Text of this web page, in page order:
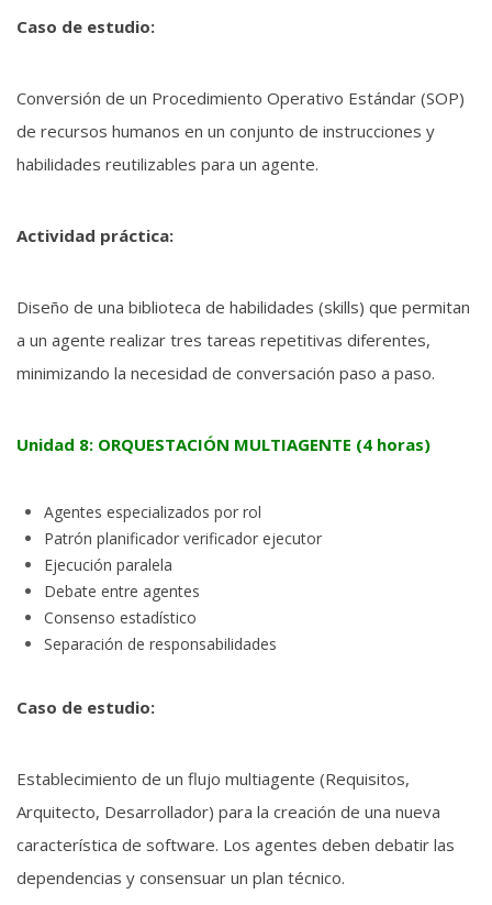
Caso de estudio:
Conversión de un Procedimiento Operativo Estándar (SOP)
de recursos humanos en un conjunto de instrucciones y
habilidades reutilizables para un agente.
Actividad práctica:
Diseño de una biblioteca de habilidades (skills) que permitan
a un agente realizar tres tareas repetitivas diferentes,
minimizando la necesidad de conversación paso a paso.
Unidad 8: ORQUESTACIÓN MULTIAGENTE (4 horas)
Agentes especializados por rol
Patrón planificador verificador ejecutor
Ejecución paralela
Debate entre agentes
Consenso estadístico
Separación de responsabilidades
Caso de estudio:
Establecimiento de un flujo multiagente (Requisitos,
Arquitecto, Desarrollador) para la creación de una nueva
característica de software. Los agentes deben debatir las
dependencias y consensuar un plan técnico.